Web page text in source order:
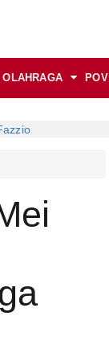
OLAHRAGA POV